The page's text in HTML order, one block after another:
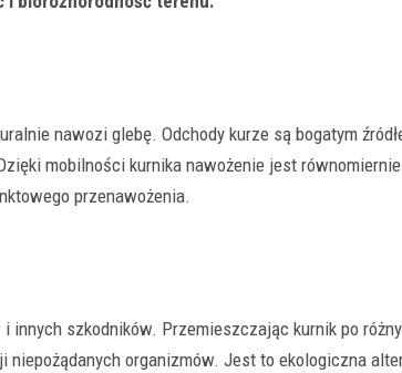
nawozi glebę. Odchody kurze są bogatym
mobilności kurnika nawożenie jest
przenawożenia.
innych szkodników. Przemieszczając kurnik po
organizmów. Jest to ekologiczna